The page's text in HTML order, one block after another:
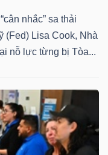
nhắc” sa thải
(Fed) Lisa Cook, Nhà
nỗ lực từng bị Tòa...